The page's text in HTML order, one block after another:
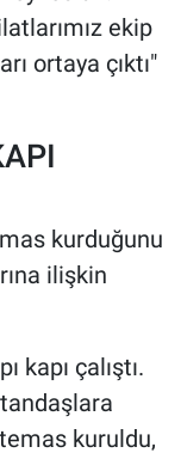
ekip
ortaya çıktı"
kurduğunu
ilişkin
kapı çalıştı.
kuruldu,